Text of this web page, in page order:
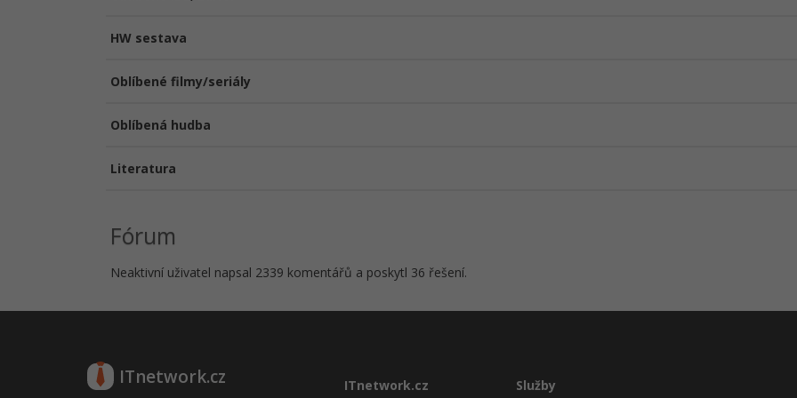
HW sestava
Oblíbené filmy/seriály
Oblíbená hudba
Literatura
Fórum
Neaktivní uživatel napsal 2339 komentářů a poskytl 36 řešení.
ITnetwork.cz ITnetwork.cz Služby